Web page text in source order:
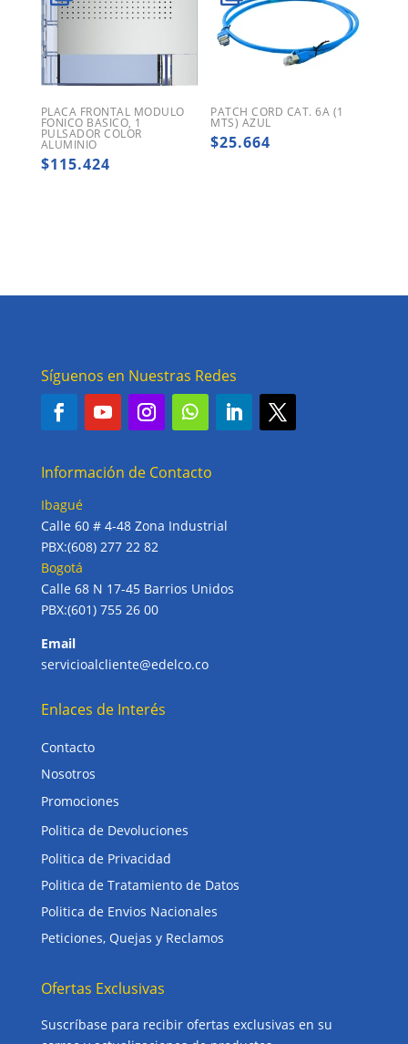
PLACA FRONTAL MODULO
FONICO BASICO, 1
PULSADOR COLOR
ALUMINIO
$115.424
PATCH CORD CAT. 6A (1
MTS) AZUL
$25.664
Síguenos en Nuestras Redes
Información de Contacto
Ibagué
Calle 60 # 4-48 Zona Industrial
PBX:(608) 277 22 82
Bogotá
Calle 68 N 17-45 Barrios Unidos
PBX:(601) 755 26 00
Email
servicioalcliente@edelco.co
Enlaces de Interés
Contacto
Nosotros
Promociones
Politica de Devoluciones
Politica de Privacidad
Politica de Tratamiento de Datos
Politica de Envios Nacionales
Peticiones, Quejas y Reclamos
Ofertas Exclusivas
Suscríbase para recibir ofertas exclusivas en su